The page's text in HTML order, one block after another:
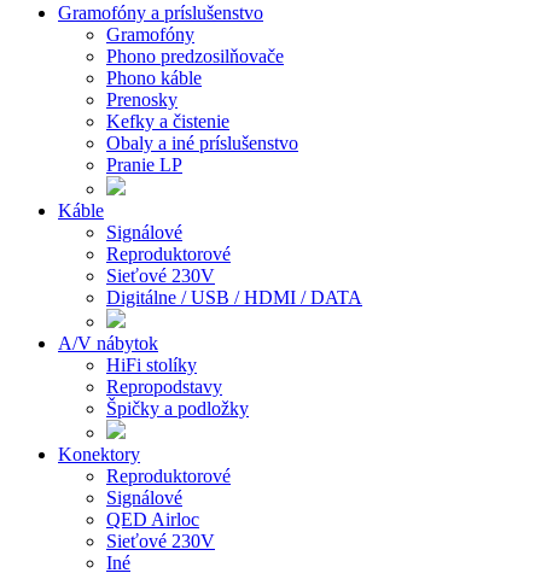
Gramofóny a príslušenstvo
Gramofóny
Phono predzosilňovače
Phono káble
Prenosky
Kefky a čistenie
Obaly a iné príslušenstvo
Pranie LP
Káble
Signálové
Reproduktorové
Sieťové 230V
Digitálne / USB / HDMI / DATA
A/V nábytok
HiFi stolíky
Repropodstavy
Špičky a podložky
Konektory
Reproduktorové
Signálové
QED Airloc
Sieťové 230V
Iné